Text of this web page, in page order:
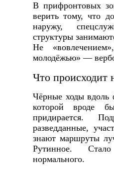
В прифронтовых
верить тому, что
наружу,
структуры
Не
молодёжью» —
Что происходит
Чёрные ходы
которой вроде
придирается.
разведданные,
знают маршруты
Рутинное.
нормального.